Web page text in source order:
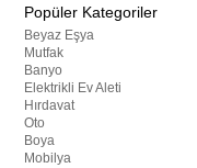
Popüler Kategoriler
Beyaz Eşya
Mutfak
Banyo
Elektrikli Ev Aleti
Hırdavat
Oto
Boya
Mobilya